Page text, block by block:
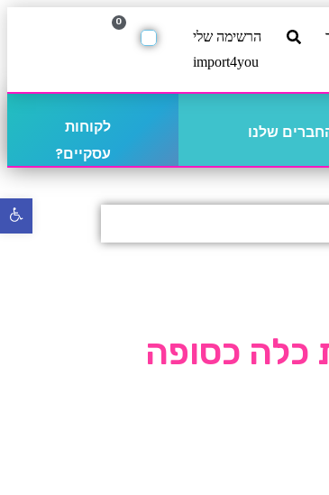
הרשימה שלי
import4you
0
שלנו
לקוחות
עסקיים?
כלה כסופה
פתח